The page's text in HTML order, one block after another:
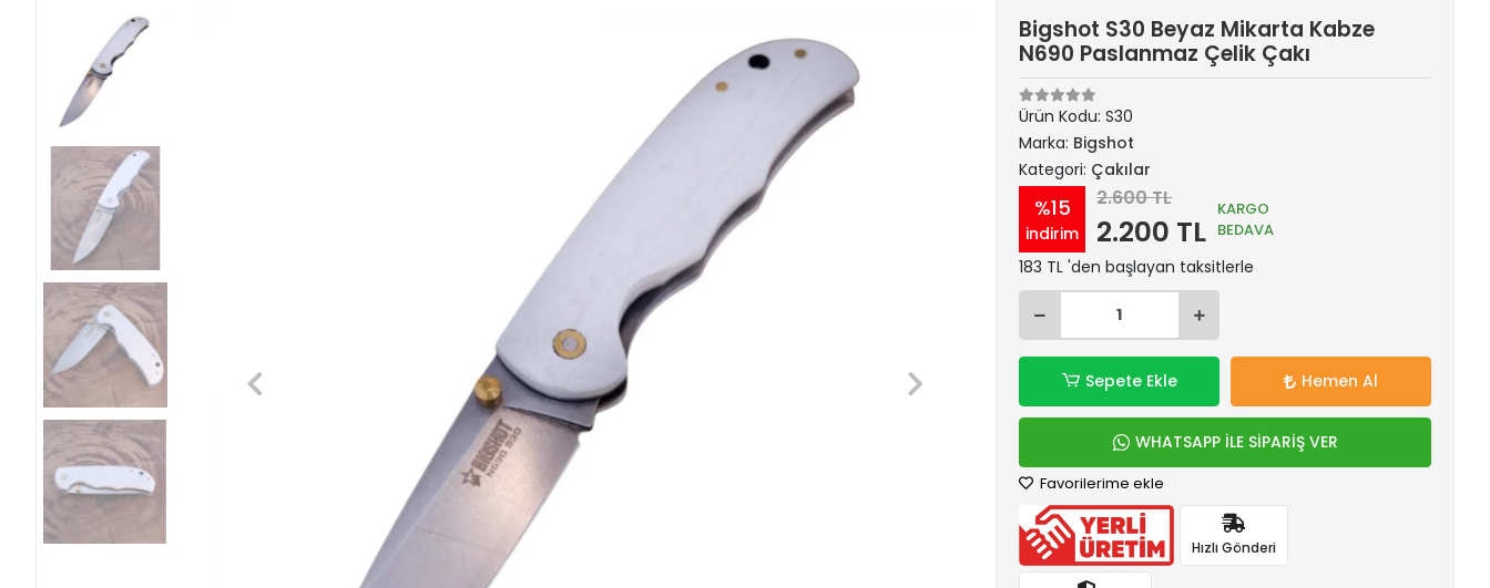
Bigshot S30 Beyaz Mikarta Kabze
N690 Paslanmaz Çelik Çakı
Ürün Kodu:S30
Marka: Bigshot
Kategori: Çakılar
%15
indirim
2.600 TL
2.200 TL
KARGO
BEDAVA
183 TL 'den başlayan taksitlerle
Sepete Ekle Hemen Al
WHATSAPP İLE SİPARİŞ VER
Favorilerime ekle
Hızlı Gönderi